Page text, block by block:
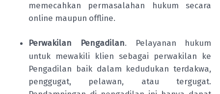
memecahkan permasalahan hukum secara
online maupun offline.
Perwakilan Pengadilan. Pelayanan hukum
untuk mewakili klien sebagai perwakilan ke
Pengadilan baik dalam kedudukan terdakwa,
penggugat, pelawan, atau tergugat.